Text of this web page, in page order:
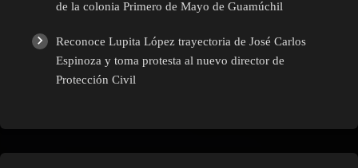
de la colonia Primero de Mayo de Guamúchil
Reconoce Lupita López trayectoria de José Carlos
Espinoza y toma protesta al nuevo director de
Protección Civil